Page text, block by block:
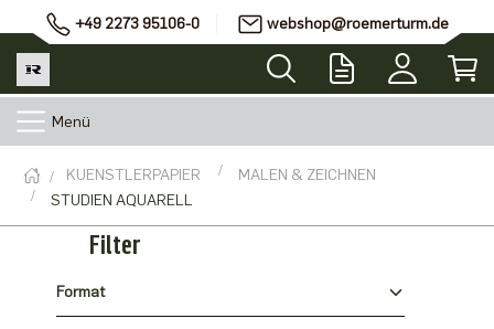
+49 2273 95106-0 webshop@roemerturm.de
Menü
KUENSTLERPAPIER
MALEN & ZEICHNEN
STUDIEN AQUARELL
Filter
Format